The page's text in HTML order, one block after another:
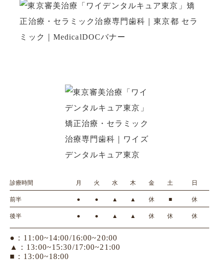
診療時間 月 火 水 木 金 土 日
前半 ● ● ▲ ▲ 休 ■ 休
後半 ● ● ▲ ▲ 休 休 休
●：11:00~14:00/16:00~20:00
▲：13:00~15:30/17:00~21:00
■：13:00~18:00